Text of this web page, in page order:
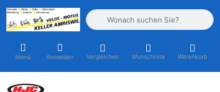
Geben Sie einen Suchbegriff ein.
Menü Anmelden Vergleichen Wunschliste Warenkorb